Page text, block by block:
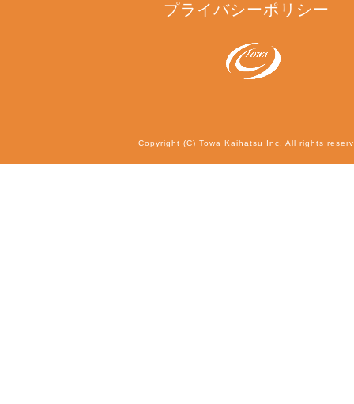
プライバシーポリシー
Copyright (C) Towa Kaihatsu Inc. All rights